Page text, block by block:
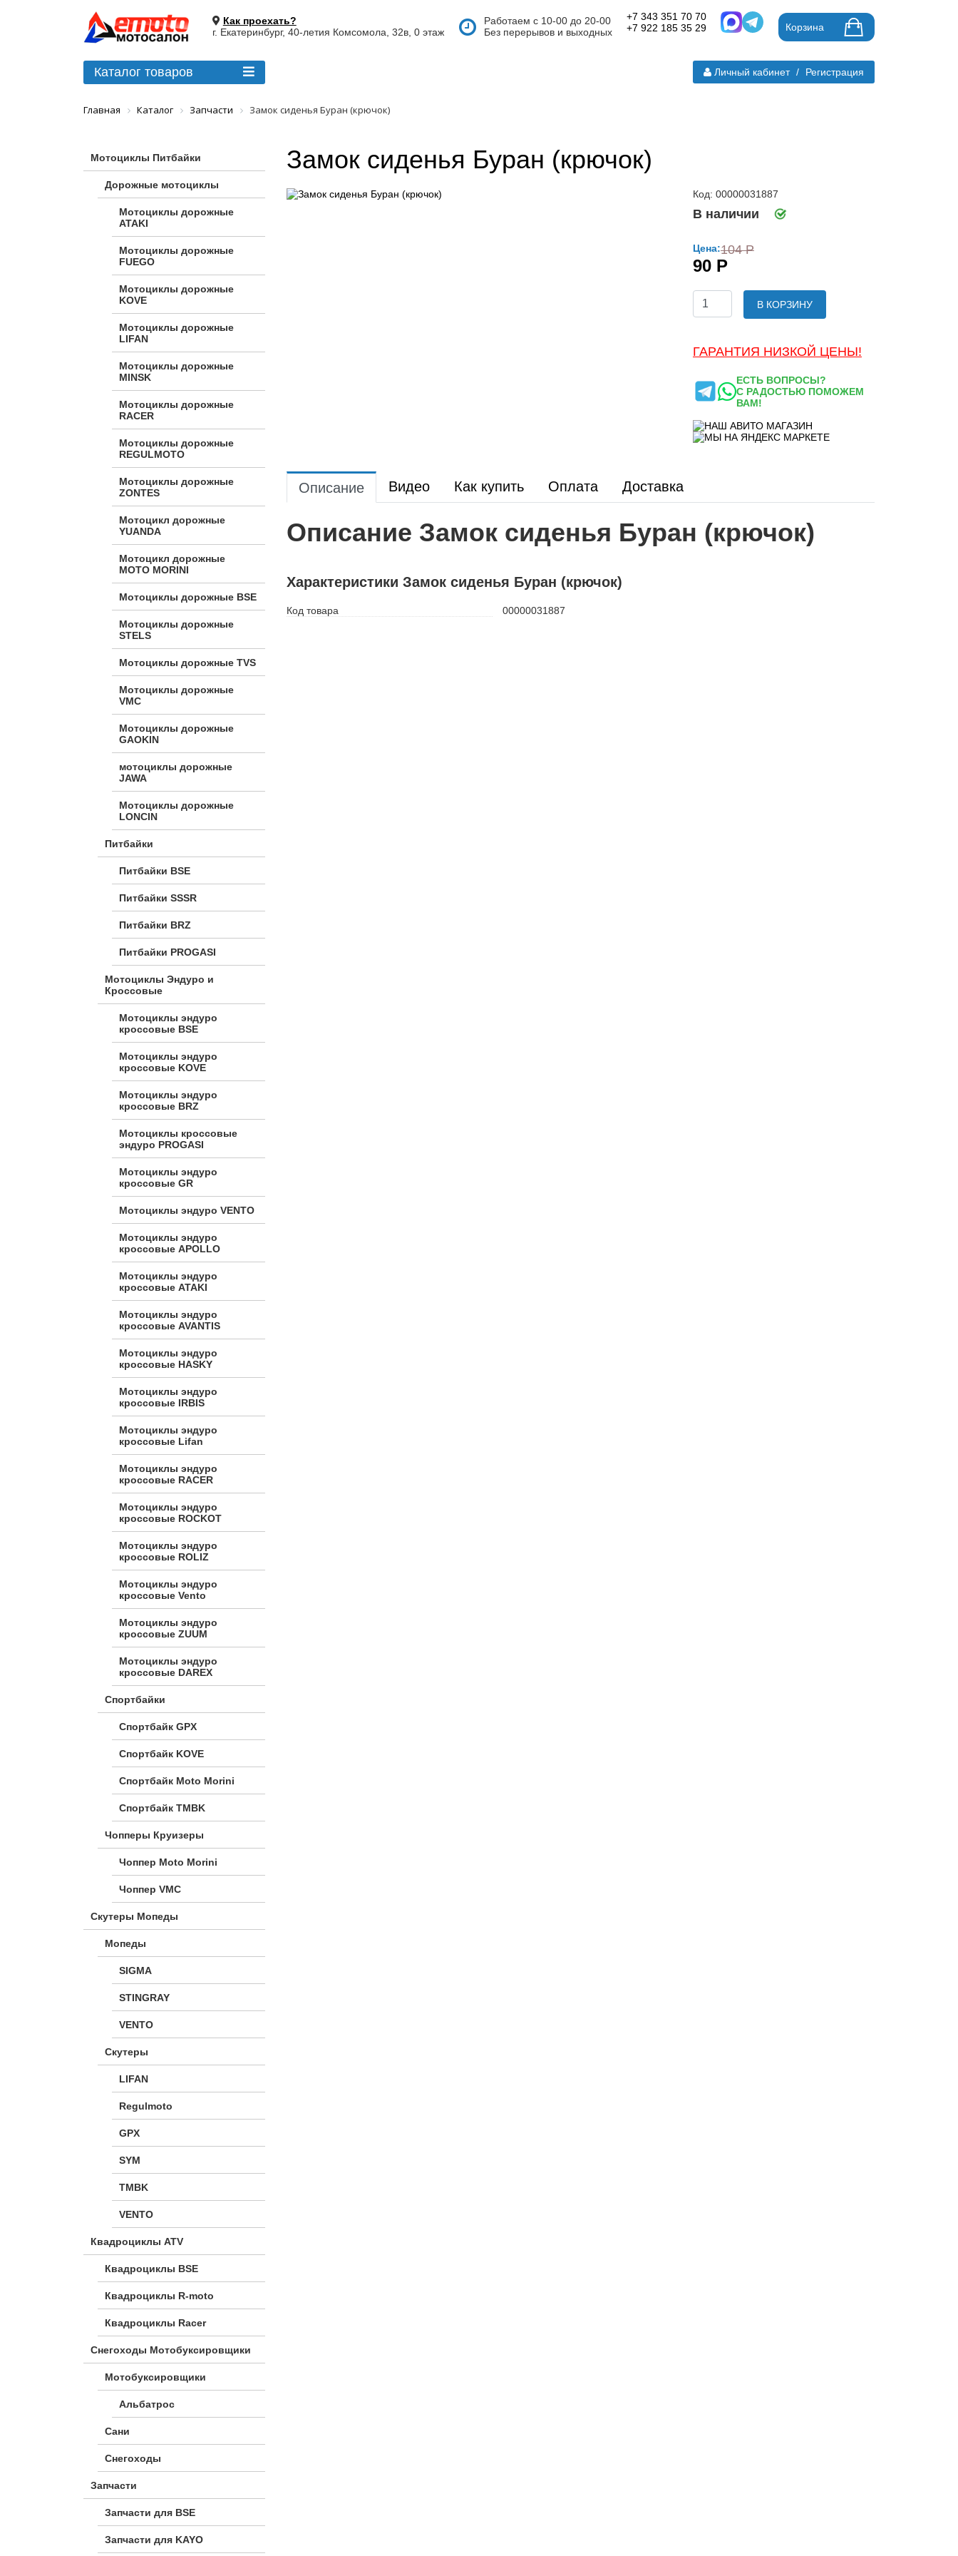
Как проехать?
г. Екатеринбург, 40-летия Комсомола, 32в, 0 этаж
Работаем с 10-00 до 20-00
Без перерывов и выходных
+7 343 351 70 70
+7 922 185 35 29
Корзина
Каталог товаров Личный кабинет / Регистрация
Главная Каталог Запчасти Замок сиденья Буран (крючок)
Мотоциклы Питбайки
Дорожные мотоциклы
Мотоциклы дорожные
ATAKI
Мотоциклы дорожные
FUEGO
Мотоциклы дорожные
KOVE
Мотоциклы дорожные
LIFAN
Мотоциклы дорожные
MINSK
Мотоциклы дорожные
RACER
Мотоциклы дорожные
REGULMOTO
Мотоциклы дорожные
ZONTES
Мотоцикл дорожные
YUANDA
Мотоцикл дорожные
МОТО MORINI
Мотоциклы дорожные BSE
Мотоциклы дорожные
STELS
Мотоциклы дорожные TVS
Мотоциклы дорожные
VMC
Мотоциклы дорожные
GAOKIN
мотоциклы дорожные
JAWA
Мотоциклы дорожные
LONCIN
Питбайки
Питбайки BSE
Питбайки SSSR
Питбайки BRZ
Питбайки PROGASI
Мотоциклы Эндуро и
Кроссовые
Мотоциклы эндуро
кроссовые BSE
Мотоциклы эндуро
кроссовые KOVE
Мотоциклы эндуро
кроссовые BRZ
Мотоциклы кроссовые
эндуро PROGASI
Мотоциклы эндуро
кроссовые GR
Мотоциклы эндуро VENTO
Мотоциклы эндуро
кроссовые APOLLO
Мотоциклы эндуро
кроссовые ATAKI
Мотоциклы эндуро
кроссовые AVANTIS
Мотоциклы эндуро
кроссовые HASKY
Мотоциклы эндуро
кроссовые IRBIS
Мотоциклы эндуро
кроссовые Lifan
Мотоциклы эндуро
кроссовые RACER
Мотоциклы эндуро
кроссовые ROCKOT
Мотоциклы эндуро
кроссовые ROLIZ
Мотоциклы эндуро
кроссовые Vento
Мотоциклы эндуро
кроссовые ZUUM
Мотоциклы эндуро
кроссовые DAREX
Спортбайки
Спортбайк GPX
Спортбайк KOVE
Спортбайк Moto Morini
Спортбайк TMBK
Чопперы Круизеры
Чоппер Moto Morini
Чоппер VMC
Скутеры Мопеды
Мопеды
SIGMA
STINGRAY
VENTO
Скутеры
LIFAN
Regulmoto
GPX
SYM
TMBK
VENTO
Квадроциклы ATV
Квадроциклы BSE
Квадроциклы R-moto
Квадроциклы Racer
Снегоходы Мотобуксировщики
Мотобуксировщики
Альбатрос
Сани
Снегоходы
Запчасти
Запчасти для BSE
Запчасти для KAYO
Замок сиденья Буран (крючок)
Код: 00000031887
В наличии
Цена:104 Р
90 Р
В КОРЗИНУ
ГАРАНТИЯ НИЗКОЙ ЦЕНЫ!
ЕСТЬ ВОПРОСЫ?
С РАДОСТЬЮ ПОМОЖЕМ
ВАМ!
Описание Видео Как купить Оплата Доставка
Описание Замок сиденья Буран (крючок)
Характеристики Замок сиденья Буран (крючок)
Код товара 00000031887